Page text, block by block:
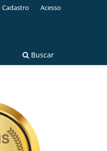
Buscar
Cadastro Acesso